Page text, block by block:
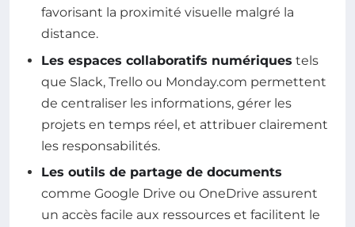
favorisant la proximité visuelle malgré la
distance.
Les espaces collaboratifs numériques tels
que Slack, Trello ou Monday.com permettent
de centraliser les informations, gérer les
projets en temps réel, et attribuer clairement
les responsabilités.
Les outils de partage de documents
comme Google Drive ou OneDrive assurent
un accès facile aux ressources et facilitent le